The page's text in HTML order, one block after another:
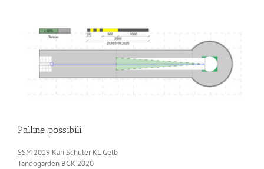
Palline possibili
SSM 2019 Kari Schuler KL Gelb
Tandogarden BGK 2020